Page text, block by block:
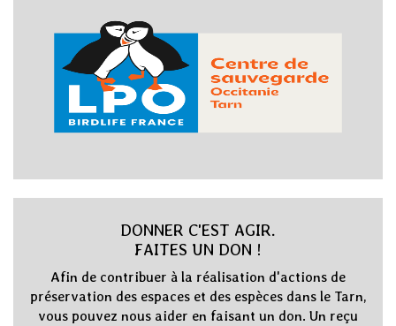
DONNER C'EST AGIR.
FAITES UN DON !
Afin de contribuer à la réalisation d'actions de
préservation des espaces et des espèces dans le Tarn,
vous pouvez nous aider en faisant un don. Un reçu